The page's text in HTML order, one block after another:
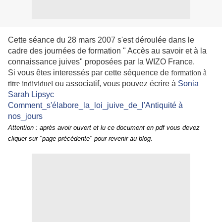
Cette séance du 28 mars 2007 s'est déroulée dans le
cadre des journées de formation " Accès au savoir et à la
connaissance juives" proposées par la WIZO France.
Si vous êtes interessés par cette séquence de formation à
titre individuel ou associatif, vous pouvez écrire à Sonia
Sarah Lipsyc
Comment_s'élabore_la_loi_juive_de_l'Antiquité à
nos_jours
Attention : après avoir ouvert et lu ce document en pdf vous devez
cliquer sur "page précédente" pour revenir au blog.